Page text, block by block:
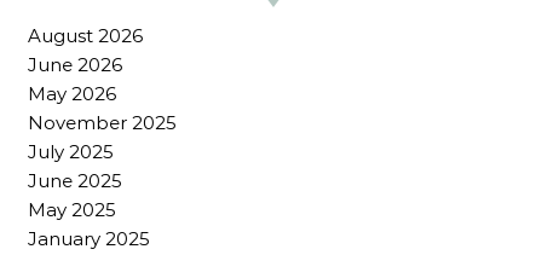
August 2026
June 2026
May 2026
November 2025
July 2025
June 2025
May 2025
January 2025